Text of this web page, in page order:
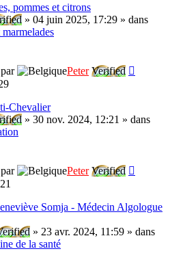
pommes et citrons
» 04 juin 2025, 17:29 » dans
par Peter Verified
Chevalier
» 30 nov. 2024, 12:21 » dans
par Peter Verified
Somja - Médecin Algologue
» 23 avr. 2024, 11:59 » dans
de la santé